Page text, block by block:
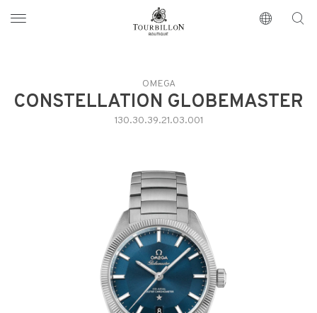
https://www.tourbillon.com/it
OMEGA
CONSTELLATION GLOBEMASTER
130.30.39.21.03.001